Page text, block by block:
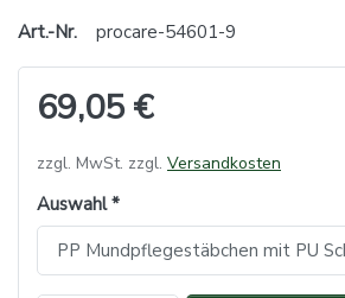
Art.-Nr.
procare-54601-9
69,05 €
zzgl. MwSt. zzgl. Versandkosten
Auswahl